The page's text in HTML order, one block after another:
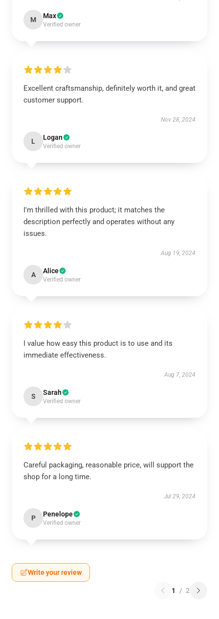
M Max
Verified owner
Excellent craftsmanship, definitely worth it, and great
customer support.
Nov 28, 2024
L Logan
Verified owner
I'm thrilled with this product; it matches the
description perfectly and operates without any
issues.
Aug 19, 2024
A Alice
Verified owner
I value how easy this product is to use and its
immediate effectiveness.
Aug 7, 2024
S Sarah
Verified owner
Careful packaging, reasonable price, will support the
shop for a long time.
Jul 29, 2024
P Penelope
Verified owner
Write your review
1 / 2